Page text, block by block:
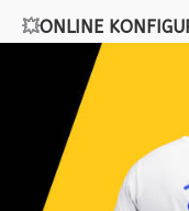
💥ONLINE